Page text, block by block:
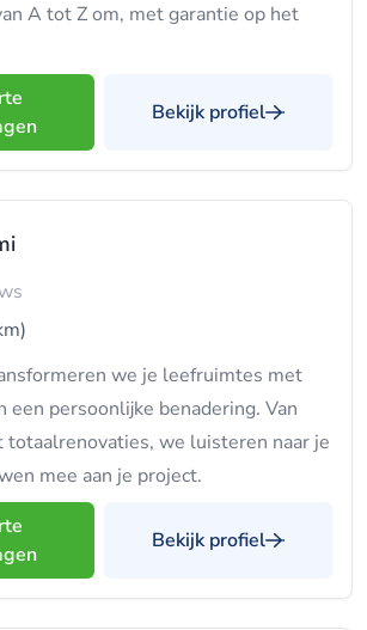
A tot Z om, met garantie op het
Bekijk profiel
we je leefruimtes met
een persoonlijke benadering. Van
we luisteren naar je
mee aan je project.
Bekijk profiel